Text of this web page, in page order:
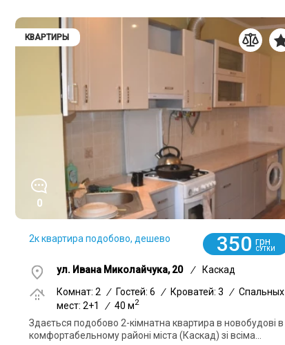
КВАРТИРЫ
0
2к квартира подобово, дешево 350 грн
СУТКИ
ул. Ивана Миколайчука, 20 /
Каскад
Комнат: 2
/ Гостей: 6 / Кроватей: 3 / Спальных
мест: 2+1
/ 40 м2
Здається подобово 2-кімнатна квартира в новобудові в
комфортабельному районі міста (Каскад) зі всіма...